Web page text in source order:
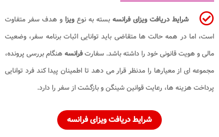
شرایط دریافت ویزای فرانسه بسته به نوع ویزا و هدف سفر متفاوت
است، اما در همه حالت ها متقاضی باید توانایی اثبات برنامه سفر، وضعیت
مالی و هویت قانونی خود را داشته باشد. سفارتفرانسه هنگام بررسی پرونده،
مجموعه ای از معیارها را مدنظر قرار می دهد تا اطمینان پیدا کند فرد توانایی
پرداخت هزینه ها، رعایت قوانین شینگن و بازگشت از سفر را دارد.
شرایط دریافت ویزای فرانسه